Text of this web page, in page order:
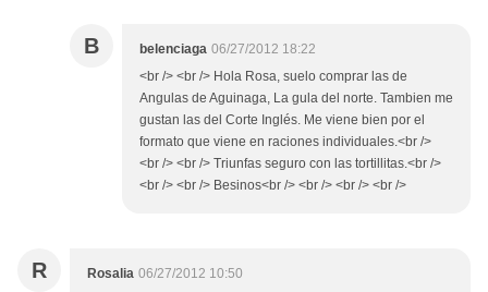
B belenciaga 06/27/2012 18:22
<br /> <br /> Hola Rosa, suelo comprar las de
Angulas de Aguinaga, La gula del norte. Tambien me
gustan las del Corte Inglés. Me viene bien por el
formato que viene en raciones individuales.<br />
<br /> <br /> Triunfas seguro con las tortillitas.<br />
<br /> <br /> Besinos<br /> <br /> <br /> <br />
R Rosalia 06/27/2012 10:50